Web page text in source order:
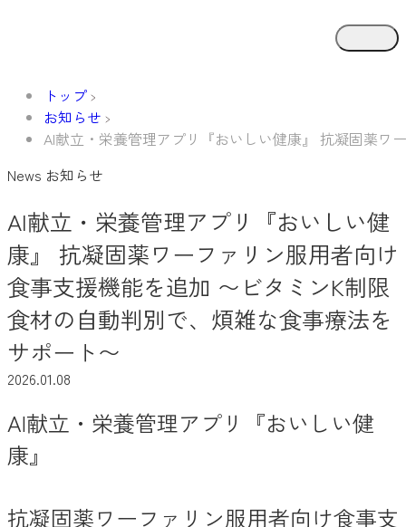
トップ
お知らせ
AI献立・栄養管理アプリ『おいしい健康』 抗凝固薬
News お知らせ
AI献立・栄養管理アプリ『おいしい健
康』 抗凝固薬ワーファリン服用者向け
食事支援機能を追加 〜ビタミンK制限
食材の自動判別で、煩雑な食事療法を
サポート〜
2026.01.08
AI献立・栄養管理アプリ『おいしい健
康』
抗凝固薬ワーファリン服用者向け食事支